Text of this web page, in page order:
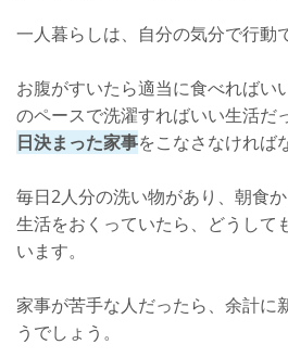
一人暮らしは、自分の気分で行動
お腹がすいたら適当に食べればい
のペースで洗濯すればいい生活だ
日決まった家事をこなさなければ
毎日2人分の洗い物があり、朝食
生活をおくっていたら、どうして
います。
家事が苦手な人だったら、余計に
うでしょう。